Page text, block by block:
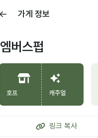
가게 정보
엠버스펍
호프 캐주얼
링크 복사